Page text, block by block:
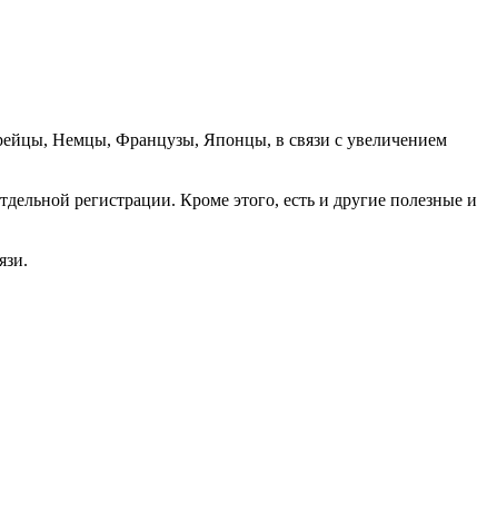
Немцы, Французы, Японцы, в связи с увеличением
регистрации. Кроме этого, есть и другие полезные и